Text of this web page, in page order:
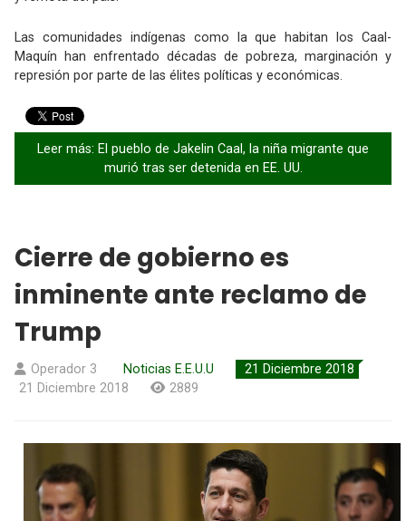
Las comunidades indígenas como la que habitan los Caal-
Maquín han enfrentado décadas de pobreza, marginación y
represión por parte de las élites políticas y económicas.
Leer más: El pueblo de Jakelin Caal, la niña migrante que
murió tras ser detenida en EE. UU.
Cierre de gobierno es
inminente ante reclamo de
Trump
Operador 3 Noticias E.E.U.U
21 Diciembre 2018
21 Diciembre 2018
2889